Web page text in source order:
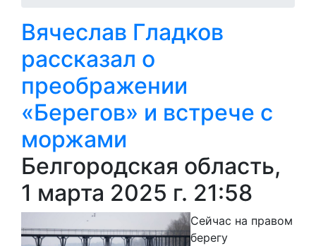
Вячеслав Гладков
рассказал о
преображении
«Берегов» и встрече с
моржами
Белгородская область,
1 марта 2025 г. 21:58
Сейчас на правом
берегу